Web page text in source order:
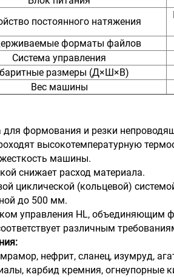
постоянного натяжения
форматы файлов
Система управления
размеры (Д×Ш×В)
Вес машины
для формования и резки
высокотемпературную
машины.
снижает расход материала.
циклической (кольцевой)
до 500 мм.
управления HL, объединяющим
различным
нефрит, сланец, изумруд,
карбид кремния, огнеупорные